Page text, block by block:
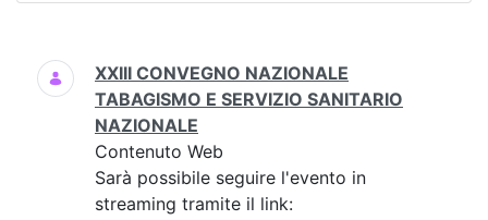
Ricerca
XXIII CONVEGNO NAZIONALE
TABAGISMO E SERVIZIO SANITARIO
NAZIONALE
Contenuto Web
Sarà possibile seguire l'evento in
streaming tramite il link: